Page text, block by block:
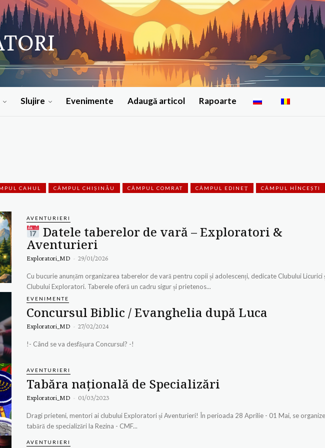
Slujire Evenimente Adaugă articol Rapoarte
CAHUL CÂMPUL CHIȘINĂU CÂMPUL COMRAT CÂMPUL EDINEȚ CÂMPUL HÎNCEȘTI
AVENTURIERI
Datele taberelor de vară – Exploratori &
Aventurieri
Exploratori_MD - 29/01/2026
Cu bucurie anunțăm organizarea taberelor de vară pentru copii și adolescenți, dedicate Clubului Licurici
Clubului Exploratori. Taberele oferă un cadru sigur și prietenos...
EVENIMENTE
Concursul Biblic / Evanghelia după Luca
Exploratori_MD - 27/02/2024
AVENTURIERI
Tabăra națională de Specializări
Exploratori_MD - 01/03/2023
Dragi prieteni, mentori ai clubului Exploratori și Aventurieri! În perioada 28 Aprilie - 01 Mai, se organizează o
tabără de specializări la Rezina - CMF...
AVENTURIERI